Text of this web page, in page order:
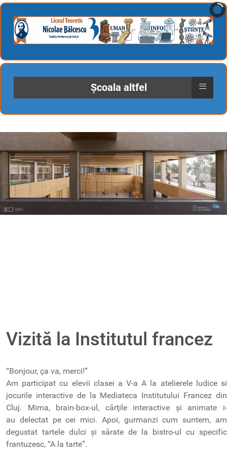
Școala altfel ≡
Vizită la Institutul francez
“Bonjour, ça va, merci!”
Am participat cu elevii clasei a V-a A la atelierele ludice si
jocurile interactive de la Mediateca Institutului Francez din
Cluj. Mima, brain-box-ul, cărţile interactive și animate i-
au delectat pe cei mici. Apoi, gurmanzi cum suntem, am
degustat tartele dulci și sărate de la bistro-ul cu specific
frantuzesc, “A la tarte”.